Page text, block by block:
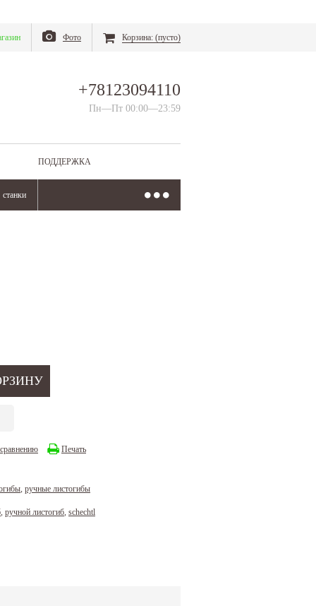
Фото Корзина: (пусто)
+78123094110
Пн—Пт 00:00—23:59
ПОДДЕРЖКА
станки
Печать
ручные листогибы
ручной листогиб schechtl